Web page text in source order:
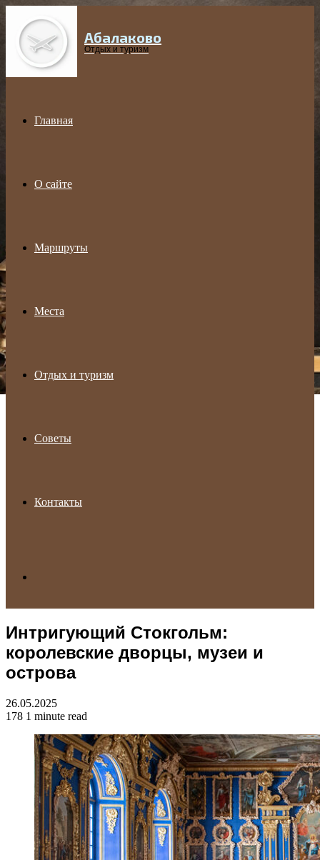
Menu Абалаково
Отдых и туризм
Главная
О сайте
Маршруты
Места
Отдых и туризм
Советы
Контакты
for
Интригующий Стокгольм:
королевские дворцы, музеи и
острова
26.05.2025
178 1 minute read